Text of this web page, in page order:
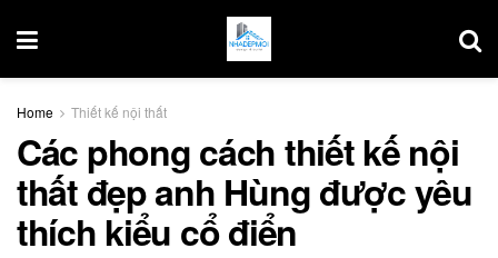
Home Thiết kế nội thất
Các phong cách thiết kế nội
thất đẹp anh Hùng được yêu
thích kiểu cổ điển